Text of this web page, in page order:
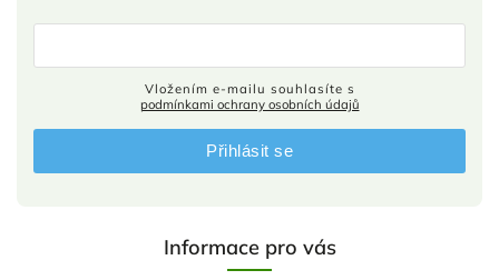
Informace pro vás
podmínkami ochrany osobních údajů
Přihlásit se